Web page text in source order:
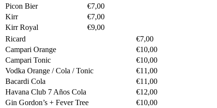
Picon Bier
€7,00
Kirr
€7,00
Kirr Royal
€9,00
Ricard
€7,00
Campari Orange
€10,00
Campari Tonic
€10,00
Vodka Orange / Cola / Tonic
€11,00
Bacardi Cola
€11,00
Havana Club 7 Años Cola
€12,00
Gin Gordon’s + Fever Tree
€10,00